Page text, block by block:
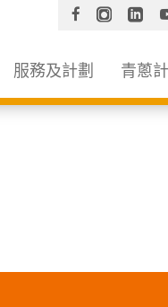
Facebook
服務及計劃 青蔥